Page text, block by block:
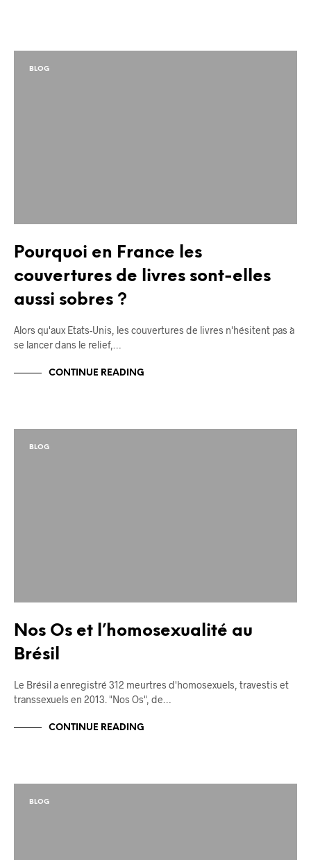
BLOG
Pourquoi en France les
couvertures de livres sont-elles
aussi sobres ?
Alors qu'aux Etats-Unis, les couvertures de livres n'hésitent pas à
se lancer dans le relief,…
CONTINUE READING
BLOG
Nos Os et l’homosexualité au
Brésil
Le Brésil a enregistré 312 meurtres d'homosexuels, travestis et
transsexuels en 2013. "Nos Os", de…
CONTINUE READING
BLOG